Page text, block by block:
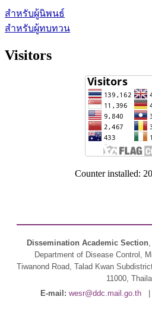
สำหรับผู้นิพนธ์
สำหรับผู้ทบทวน
Visitors
Counter installed:
Dissemination Academic Section,
Department of Disease Control,
Tiwanond Road, Talad Kwan
11000,
E-mail: wesr@ddc.mail.go.th|